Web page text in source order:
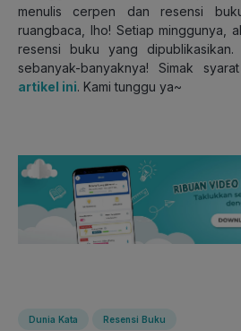
menulis cerpen dan resensi
ruangbaca, lho! Setiap minggunya,
resensi buku yang dipublikasikan.
sebanyak-banyaknya! Simak
artikel ini. Kami tunggu ya~
Dunia Kata Resensi Buku